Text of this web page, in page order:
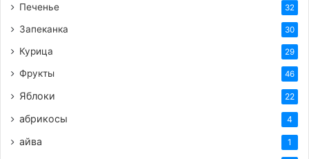
Печенье 32
Запеканка 30
Курица 29
Фрукты 46
Яблоки 22
абрикосы 4
айва 1